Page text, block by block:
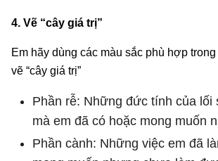
4. Vẽ “cây giá trị”
Em hãy dùng các màu sắc phù hợp
vẽ “cây giá trị”
Phần rễ: Những đức tính của lối
mà em đã có hoặc mong muốn
Phần cành: Những việc em đã